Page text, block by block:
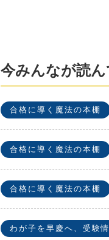
今みんなが読
合格に導く魔法の本棚
合格に導く魔法の本棚
合格に導く魔法の本棚
わが子を早慶へ、受験